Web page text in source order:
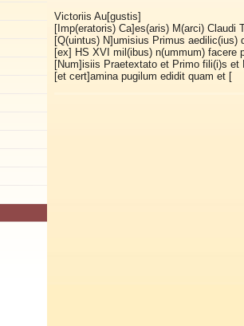
Victoriis Au[gustis]
[Imp(eratoris) Ca]es(aris) M(arci)
[Q(uintus) N]umisius Primus aedilic(ius)
[ex] HS XVI mil(ibus) n(ummum) facere
[Num]isiis Praetextato et Primo fili(i)s et
[et cert]amina pugilum edidit quam et [